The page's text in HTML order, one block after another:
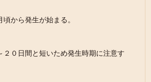
から発生が始まる。
２０日間と短いため発生時期に注意す